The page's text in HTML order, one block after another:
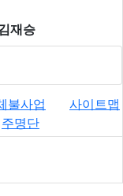
재승
불사업
주명단
사이트맵